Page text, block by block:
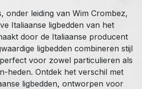
onder leiding van Wim Crombez,
Italiaanse ligbedden van het
door de Italiaanse producent
ligbedden combineren stijl
voor zowel particulieren als
heden. Ontdek het verschil met
ligbedden, ontworpen voor